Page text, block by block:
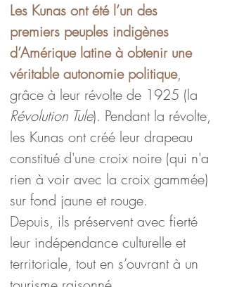
Les Kunas ont été l’un des
premiers peuples indigènes
d’Amérique latine à obtenir une
véritable autonomie politique,
grâce à leur révolte de 1925 (la
Révolution Tule). Pendant la révolte,
les Kunas ont créé leur drapeau
constitué d'une croix noire (qui n'a
rien à voir avec la croix gammée)
sur fond jaune et rouge.
Depuis, ils préservent avec fierté
leur indépendance culturelle et
territoriale, tout en s’ouvrant à un